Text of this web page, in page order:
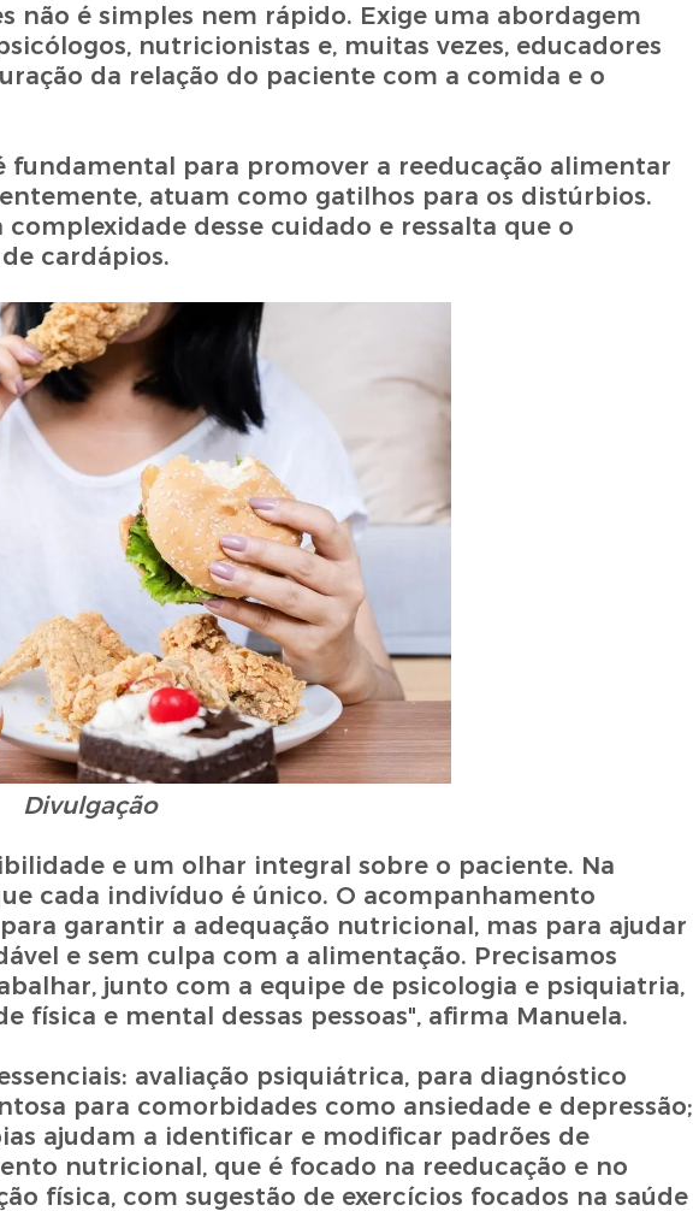
é simples nem rápido. Exige uma abordagem
nutricionistas e, muitas vezes, educadores
da relação do paciente com a comida e o
fundamental para promover a reeducação alimentar
atuam como gatilhos para os distúrbios.
desse cuidado e ressalta que o
cardápios.
Divulgação
e um olhar integral sobre o paciente. Na
cada indivíduo é único. O acompanhamento
garantir a adequação nutricional, mas para ajudar
e sem culpa com a alimentação. Precisamos
junto com a equipe de psicologia e psiquiatria,
física e mental dessas pessoas", afirma Manuela.
avaliação psiquiátrica, para diagnóstico
para comorbidades como ansiedade e depressão;
ajudam a identificar e modificar padrões de
nutricional, que é focado na reeducação e no
física, com sugestão de exercícios focados na saúde